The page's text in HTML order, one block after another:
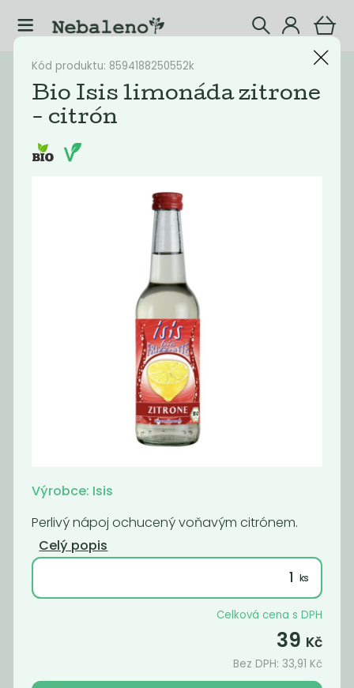
Katalog Nápoje
Filtrovat produkty
Bio energetický
nápoj 365 Melon
Bio Isis zelený
Kód produktu: 8594188250552k
Bio Isis limonáda zitrone
- citrón
Výrobce: Isis
Perlivý nápoj ochucený voňavým citrónem.
Celý popis
Celková cena s DPH
39 Kč
Bez DPH:33,91 Kč